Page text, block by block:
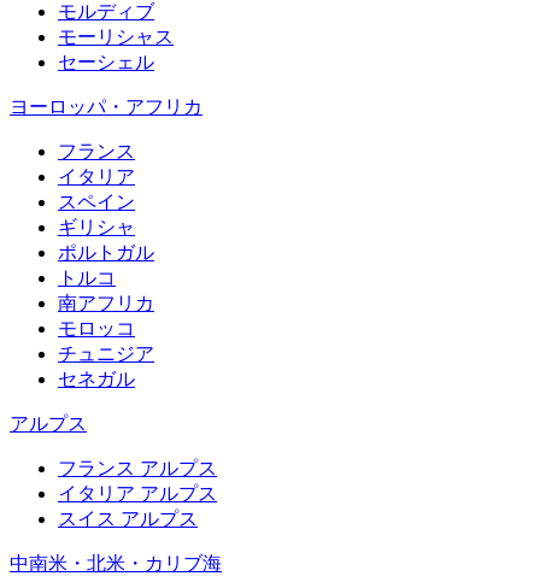
モルディブ
モーリシャス
セーシェル
ヨーロッパ・アフリカ
フランス
イタリア
スペイン
ギリシャ
ポルトガル
トルコ
南アフリカ
モロッコ
チュニジア
セネガル
アルプス
フランス アルプス
イタリア アルプス
スイス アルプス
中南米・北米・カリブ海